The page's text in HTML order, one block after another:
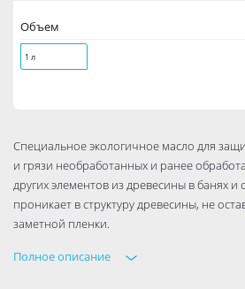
Объем
1 л
Специальное экологичное масло для
и грязи необработанных и ранее
других элементов из древесины в банях и
проникает в структуру древесины, не
заметной пленки.
Полное описание